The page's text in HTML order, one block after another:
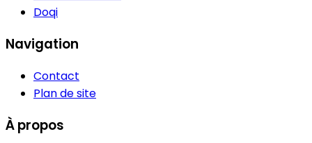
Doqi
Navigation
Contact
Plan de site
À propos